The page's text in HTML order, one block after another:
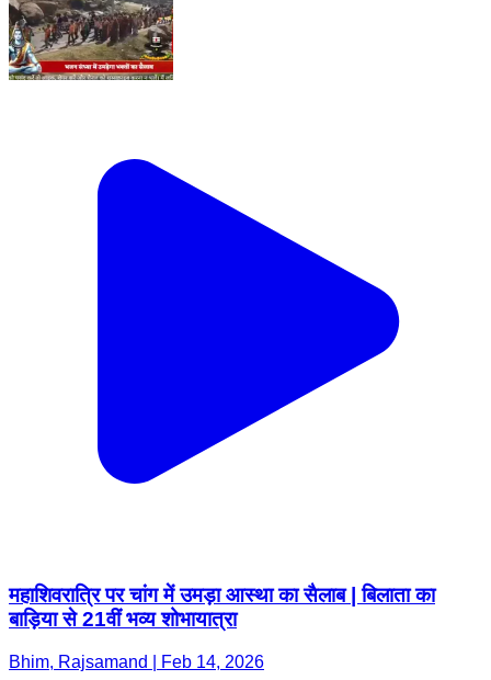
महाशिवरात्रि पर चांग में उमड़ा आस्था का सैलाब | बिलाता का
बाड़िया से 21वीं भव्य शोभायात्रा
Bhim, Rajsamand | Feb 14, 2026